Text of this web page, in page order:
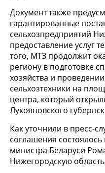
Документ также
гарантированные
сельхозпредприятий
предоставление услуг
того, МТЗ продолжит
региону в подготовке
хозяйства и
сельхозтехники на
центра, который
Лукояновского
Как уточнили в пресс-
соглашения
министра Беларуси
Нижегородскую